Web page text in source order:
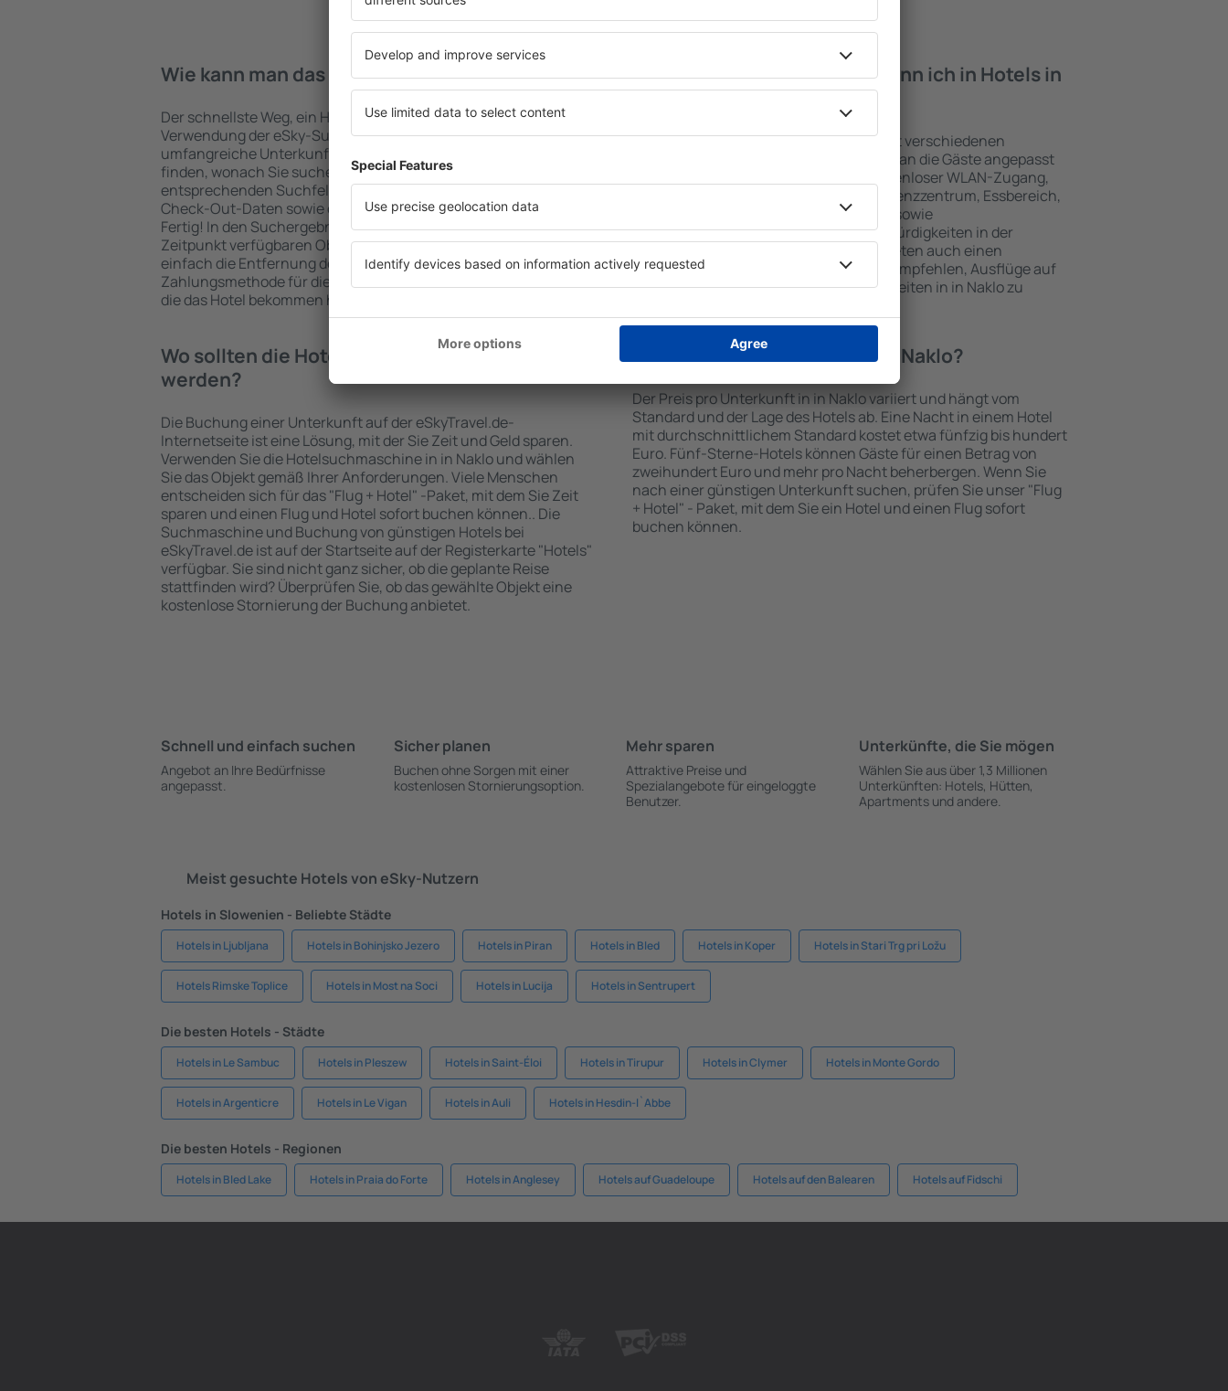
Wie kann man das Hotel in in Naklo finden?
Der schnellste Weg, ein Hotel in Naklo zu finden, ist die
Verwendung der eSky-Suchmaschine für Unterkünfte. Eine
umfangreiche Unterkunftsbasis garantiert, dass Sie gerade das
finden, wonach Sie suchen. Geben Sie den Reiseort in die
entsprechenden Suchfelder ein, wählen Sie die Check-In- und
Check-Out-Daten sowie die Anzahl der Gäste und Zimmer aus.
Fertig! In den Suchergebnissen werden die zum angegebenen
Zeitpunkt verfügbaren Objekte angezeigt. Sie können ganz
einfach die Entfernung des Hotels vom Zentrum, die
Zahlungsmethode für die Unterkunft oder die Anzahl der Sterne,
die das Hotel bekommen hat, überprüfen.
Welche Annehmlichkeiten kann ich in Hotels in
in Naklo finden?
Hotels in in Naklo sind Einrichtungen mit verschiedenen
Standards sowie Annehmlichkeiten, die an die Gäste angepasst
sind . Zu den beliebtesten gehören kostenloser WLAN-Zugang,
SPA-Zone, Bar / Safe im Zimmer, Konferenzzentrum, Essbereich,
Kinderspielecke, kostenlose Parkplätze sowie
Informationsbroschüren über Sehenswürdigkeiten in der
Umgebung. Einige der Einrichtungen bieten auch einen
Transport vom/zum Flughafen an oder empfehlen, Ausflüge auf
den Spuren der größten Sehenswürdigkeiten in in Naklo zu
Wo sollten die Hotels in in Naklo gebucht
werden?
Die Buchung einer Unterkunft auf der eSkyTravel.de-
Internetseite ist eine Lösung, mit der Sie Zeit und Geld sparen.
Verwenden Sie die Hotelsuchmaschine in in Naklo und wählen
Sie das Objekt gemäß Ihrer Anforderungen. Viele Menschen
entscheiden sich für das "Flug + Hotel" -Paket, mit dem Sie Zeit
sparen und einen Flug und Hotel sofort buchen können.. Die
Suchmaschine und Buchung von günstigen Hotels bei
eSkyTravel.de ist auf der Startseite auf der Registerkarte "Hotels"
verfügbar. Sie sind nicht ganz sicher, ob die geplante Reise
stattfinden wird? Überprüfen Sie, ob das gewählte Objekt eine
kostenlose Stornierung der Buchung anbietet.
Wie viel kostet ein Hotel in in Naklo?
Der Preis pro Unterkunft in in Naklo variiert und hängt vom
Standard und der Lage des Hotels ab. Eine Nacht in einem Hotel
mit durchschnittlichem Standard kostet etwa fünfzig bis hundert
Euro. Fünf-Sterne-Hotels können Gäste für einen Betrag von
zweihundert Euro und mehr pro Nacht beherbergen. Wenn Sie
nach einer günstigen Unterkunft suchen, prüfen Sie unser "Flug
+ Hotel" - Paket, mit dem Sie ein Hotel und einen Flug sofort
buchen können.
Schnell und einfach suchen
Angebot an Ihre Bedürfnisse
angepasst.
Sicher planen
Buchen ohne Sorgen mit einer
kostenlosen Stornierungsoption.
Mehr sparen
Attraktive Preise und
Spezialangebote für eingeloggte
Benutzer.
Unterkünfte, die Sie mögen
Wählen Sie aus über 1,3 Millionen
Unterkünften: Hotels, Hütten,
Apartments und andere.
Meist gesuchte Hotels von eSky-Nutzern
Hotels in Slowenien - Beliebte Städte
Hotels in Ljubljana Hotels in Bohinjsko Jezero Hotels in Piran Hotels in Bled Hotels in Koper Hotels in Stari Trg pri Ložu
Hotels Rimske Toplice Hotels in Most na Soci Hotels in Lucija Hotels in Sentrupert
Die besten Hotels - Städte
Hotels in Le Sambuc Hotels in Pleszew Hotels in Saint-Éloi Hotels in Tirupur Hotels in Clymer Hotels in Monte Gordo
Hotels in Argenticre Hotels in Le Vigan Hotels in Auli Hotels in Hesdin-l`Abbe
Die besten Hotels - Regionen
Hotels in Bled Lake Hotels in Praia do Forte Hotels in Anglesey Hotels auf Guadeloupe Hotels auf den Balearen Hotels auf Fidschi